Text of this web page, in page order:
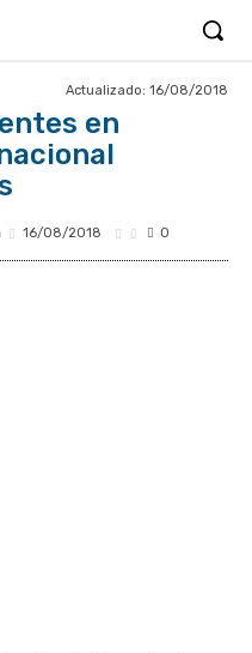
Actualizado: 16/08/2018
en
16/08/2018 0